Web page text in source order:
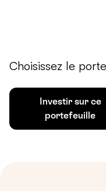
Choisissez le
Investir sur ce
portefeuille